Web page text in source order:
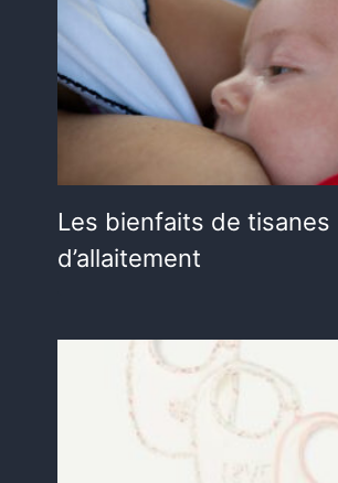
Les bienfaits de tisanes
d’allaitement